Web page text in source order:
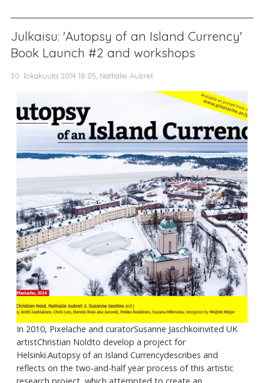
Julkaisu: 'Autopsy of an Island Currency'
Book Launch #2 and workshops
30. lokakuuta 2014 18.05, Nathalie Aubret
In 2010, Pixelache and curatorSusanne Jaschkoinvited UK
artistChristian Noldto develop a project for
Helsinki.Autopsy of an Island Currencydescribes and
reflects on the two-and-half year process of this artistic
research project, which attempted to create an